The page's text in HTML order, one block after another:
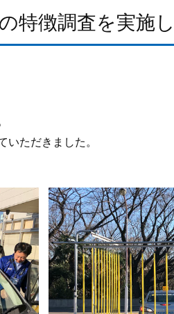
特徴調査を実施し
ただきました。